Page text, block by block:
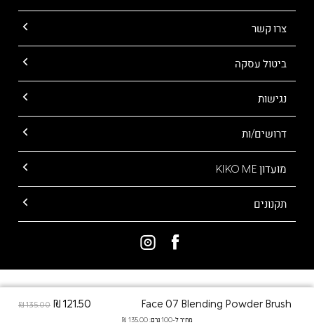
Face 07 Blending Powder Brush
121.50 ₪
135.00 ₪
מחיר ל-100 גרם: 135.00 ₪
צרו קשר
ביטול עסקה
נגישות
דרושים/ות
מועדון KIKO ME
תקנונים